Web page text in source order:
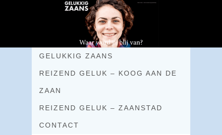
GELUKKIG ZAANS
REIZEND GELUK – KOOG AAN DE
ZAAN
REIZEND GELUK – ZAANSTAD
CONTACT